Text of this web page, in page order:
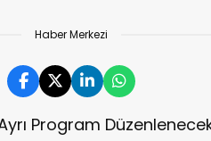
Haber Merkezi
Program